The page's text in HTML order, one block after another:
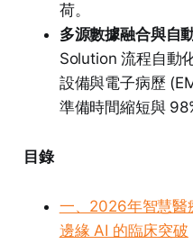
荷。
多源數據融合與自
Solution 流程自動
設備與電子病歷
準備時間縮短與
目錄
一、2026年智慧醫
邊緣 AI 的臨床突破